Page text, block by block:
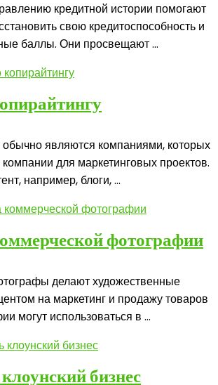
кредитной истории помогают
свою кредитоспособность и
баллы. Они просвещают ...
являются компаниями, которых
для маркетинговых проектов.
например, блоги, ...
фотографии
делают художественные
на маркетинг и продажу товаров
могут использоваться в ...
бизнес